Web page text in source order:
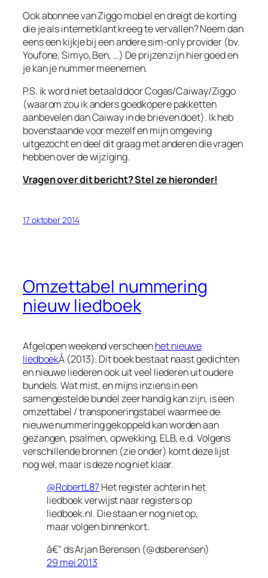
Ook abonnee van Ziggo mobiel en dreigt de korting
die je als internetklant kreeg te vervallen? Neem dan
eens een kijkje bij een andere sim-only provider (bv.
Youfone, Simyo, Ben, …) De prijzen zijn hier goed en
je kan je nummer meenemen.
P.S. ik word niet betaald door Cogas/Caiway/Ziggo
(waarom zou ik anders goedkopere pakketten
aanbevelen dan Caiway in de brieven doet). Ik heb
bovenstaande voor mezelf en mijn omgeving
uitgezocht en deel dit graag met anderen die vragen
hebben over de wijziging.
Vragen over dit bericht? Stel ze hieronder!
17 oktober 2014
Omzettabel nummering
nieuw liedboek
Afgelopen weekend verscheenhet nieuwe
liedboekÂ (2013). Dit boek bestaat naast gedichten
en nieuwe liederen ook uit veel liederen uit oudere
bundels. Wat mist, en mijns inziens in een
samengestelde bundel zeer handig kan zijn, is een
omzettabel / transponeringstabel waarmee de
nieuwe nummering gekoppeld kan worden aan
gezangen, psalmen, opwekking, ELB, e.d. Volgens
verschillende bronnen (zie onder) komt deze lijst
nog wel, maar is deze nog niet klaar.
@RobertL87Het register achterin het
liedboek verwijst naar registers op
liedboek.nl. Die staan er nog niet op,
maar volgen binnenkort.
â€” ds Arjan Berensen (@dsberensen)
29 mei 2013